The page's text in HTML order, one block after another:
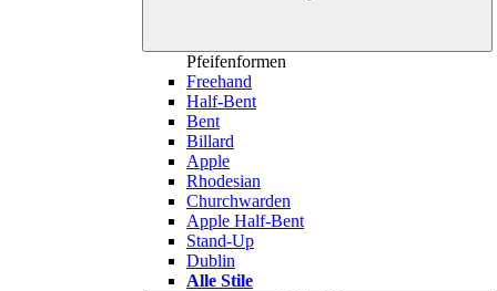
Pfeifenformen
Freehand
Half-Bent
Bent
Billard
Apple
Rhodesian
Churchwarden
Apple Half-Bent
Stand-Up
Dublin
Alle Stile